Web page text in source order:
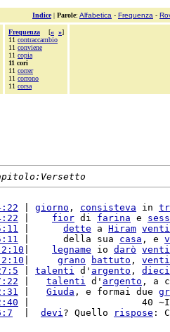
Indice| Parole: Alfabetica - Frequenza -
Frequenza [« »]
11 contraccambio
11 conviene
11 copia
11 cori
11 correr
11 corrono
11 corsa
giorno , consisteva in
fior di farina e
dette a Hiram
|      della sua casa , e
legname io darò
grano battuto ,
talenti d' argento ,
talenti d' argento , a
Giuda , e formai due
|                    40 ~I
devi? Quello rispose :